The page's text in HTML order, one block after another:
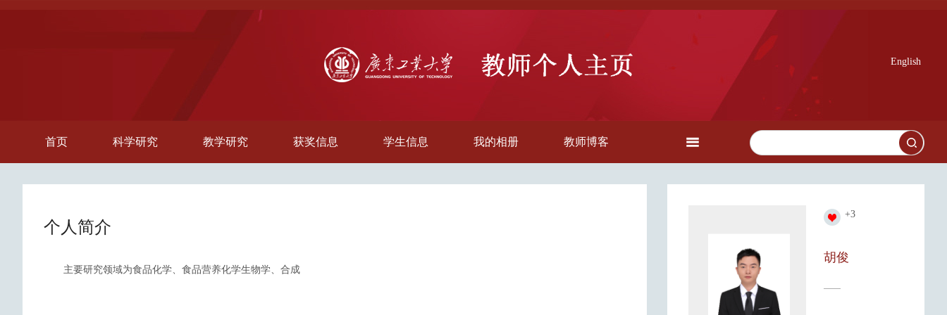
English
首页 科学研究 教学研究 获奖信息 学生信息 我的相册 教师博客
个人简介
主要研究领域为食品化学、食品营养化学生物学、合成
+3
胡俊